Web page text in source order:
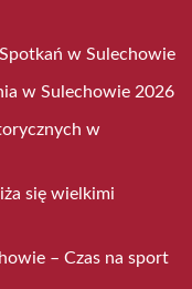
w Sulechowie
w Sulechowie 2026
w
się wielkimi
– Czas na sport